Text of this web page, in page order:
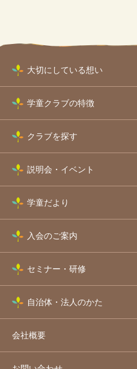
大切にしている想い
学童クラブの特徴
クラブを探す
説明会・イベント
学童だより
入会のご案内
セミナー・研修
自治体・法人のかた
会社概要